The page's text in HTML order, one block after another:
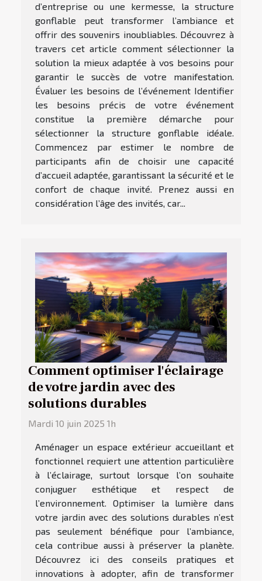
d’entreprise ou une kermesse, la structure
gonflable peut transformer l’ambiance et
offrir des souvenirs inoubliables. Découvrez à
travers cet article comment sélectionner la
solution la mieux adaptée à vos besoins pour
garantir le succès de votre manifestation.
Évaluer les besoins de l’événement Identifier
les besoins précis de votre événement
constitue la première démarche pour
sélectionner la structure gonflable idéale.
Commencez par estimer le nombre de
participants afin de choisir une capacité
d’accueil adaptée, garantissant la sécurité et le
confort de chaque invité. Prenez aussi en
considération l’âge des invités, car...
Comment optimiser l'éclairage
de votre jardin avec des
solutions durables
Mardi 10 juin 2025 1h
Aménager un espace extérieur accueillant et
fonctionnel requiert une attention particulière
à l’éclairage, surtout lorsque l’on souhaite
conjuguer esthétique et respect de
l’environnement. Optimiser la lumière dans
votre jardin avec des solutions durables n’est
pas seulement bénéfique pour l’ambiance,
cela contribue aussi à préserver la planète.
Découvrez ici des conseils pratiques et
innovations à adopter, afin de transformer